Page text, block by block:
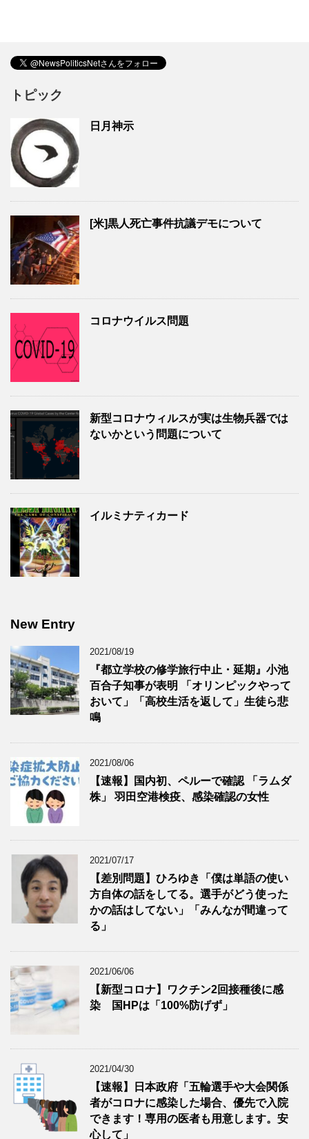
トピック
日月神示
[米]黒人死亡事件抗議デモについて
コロナウイルス問題
新型コロナウィルスが実は生物兵器では
ないかという問題について
イルミナティカード
New Entry
2021/08/19
『都立学校の修学旅行中止・延期』小池
百合子知事が表明 「オリンピックやって
おいて」「高校生活を返して」生徒ら悲
鳴
2021/08/06
【速報】国内初、ペルーで確認 「ラムダ
株」 羽田空港検疫、感染確認の女性
2021/07/17
【差別問題】ひろゆき「僕は単語の使い
方自体の話をしてる。選手がどう使った
かの話はしてない」「みんなが間違って
る」
2021/06/06
【新型コロナ】ワクチン2回接種後に感
染 国HPは「100%防げず」
2021/04/30
【速報】日本政府「五輪選手や大会関係
者がコロナに感染した場合、優先で入院
できます！専用の医者も用意します。安
心して」